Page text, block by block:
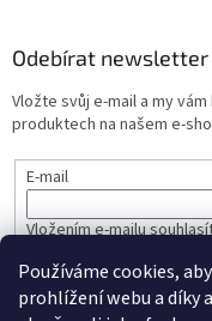
Používáme cookies,
prohlížení webu a díky
Odebírat newsletter
Vložte svůj e-mail a my
produktech na našem e-
E-mail
Vložením e-mailu
PŘIHLÁSIT SE